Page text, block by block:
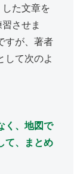
た文章を
させま
すが、著者
して次のよ
く、地図で
て、まとめ